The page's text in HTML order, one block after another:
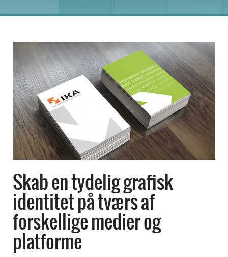
Skab en tydelig grafisk
identitet på tværs af
forskellige medier og
platforme